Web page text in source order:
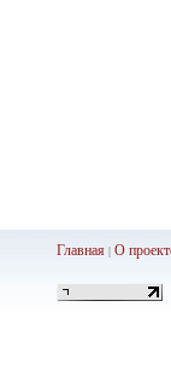
Главная| О